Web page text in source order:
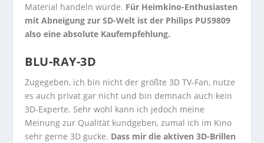
Material handeln würde. Für Heimkino-Enthusiasten
mit Abneigung zur SD-Welt ist der Philips PUS9809
also eine absolute Kaufempfehlung.
BLU-RAY-3D
Zugegeben, ich bin nicht der größte 3D TV-Fan, nutze
es auch privat gar nicht und bin demnach auch kein
3D-Experte. Sehr wohl kann ich jedoch meine
Meinung zur Qualität kundgeben, zumal ich im Kino
sehr gerne 3D gucke. Dass mir die aktiven 3D-Brillen